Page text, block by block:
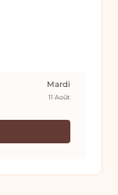
Mardi
11 Août